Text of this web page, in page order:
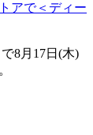
アで＜ディー
8月17日(木)